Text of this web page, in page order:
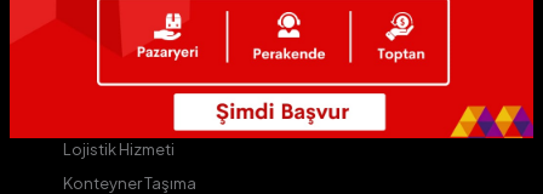
Avium D
Kurye Hizmeti
Lojistik Hizmeti
Konteyner Taşıma